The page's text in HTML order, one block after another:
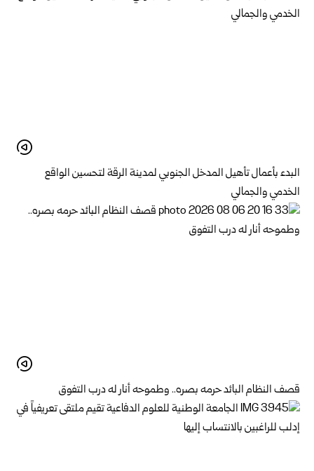
البدء بأعمال تأهيل المدخل الجنوبي لمدينة الرقة لتحسين الواقع
الخدمي والجمالي
قصف النظام البائد حرمه بصره.. وطموحه أنار له درب التفوق